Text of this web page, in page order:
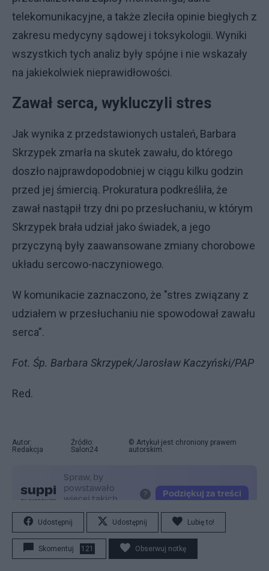
telekomunikacyjne, a także zleciła opinie biegłych z
zakresu medycyny sądowej i toksykologii. Wyniki
wszystkich tych analiz były spójne i nie wskazały
na jakiekolwiek nieprawidłowości.
Zawał serca, wykluczyli stres
Jak wynika z przedstawionych ustaleń, Barbara
Skrzypek zmarła na skutek zawału, do którego
doszło najprawdopodobniej w ciągu kilku godzin
przed jej śmiercią. Prokuratura podkreśliła, że
zawał nastąpił trzy dni po przesłuchaniu, w którym
Skrzypek brała udział jako świadek, a jego
przyczyną były zaawansowane zmiany chorobowe
układu sercowo-naczyniowego.
W komunikacie zaznaczono, że "stres związany z
udziałem w przesłuchaniu nie spowodował zawału
serca”.
Fot. Śp. Barbara Skrzypek/Jarosław Kaczyński/PAP
Red.
Autor:
Redakcja
Źródło:
Salon24
© Artykuł jest chroniony prawem
autorskim.
Udostępnij Udostępnij Lubię to!
Skomentuj 121 Obserwuj notkę